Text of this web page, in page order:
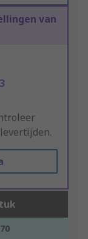
van